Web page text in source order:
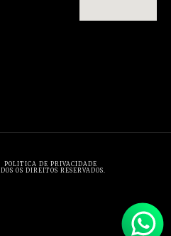
POLITICA DE PRIVACIDADE
OS DIREITOS RESERVADOS.